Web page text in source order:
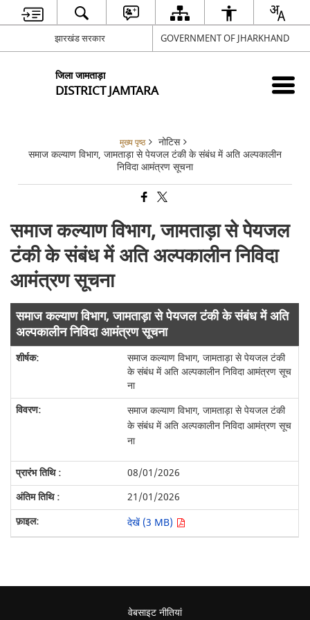
झारखंड सरकार GOVERNMENT OF JHARKHAND
जिला जामताड़ा
DISTRICT JAMTARA
मुख्य पृष्ठ
नोटिस
समाज कल्याण विभाग, जामताड़ा से पेयजल टंकी के संबंध में अति अल्पकालीन
निविदा आमंत्रण सूचना
समाज कल्याण विभाग, जामताड़ा से पेयजल
टंकी के संबंध में अति अल्पकालीन निविदा
आमंत्रण सूचना
समाज कल्याण विभाग, जामताड़ा से पेयजल टंकी के संबंध में अति
अल्पकालीन निविदा आमंत्रण सूचना
समाज कल्याण विभाग, जामताड़ा से पेयजल टंकी
के संबंध में अति अल्पकालीन निविदा आमंत्रण सूच
ना
समाज कल्याण विभाग, जामताड़ा से पेयजल टंकी
के संबंध में अति अल्पकालीन निविदा आमंत्रण सूच
ना
08/01/2026
21/01/2026
देखें (3 MB)
वेबसाइट नीतियां